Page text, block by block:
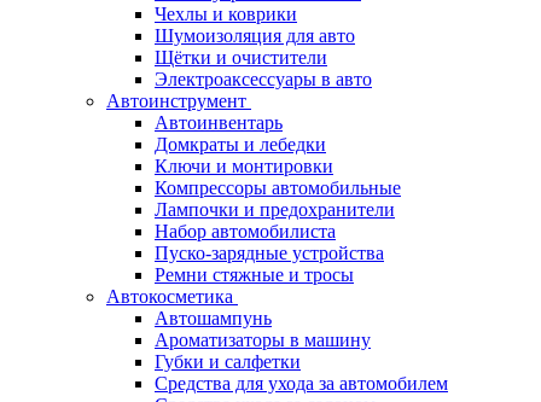
Чехлы и коврики
Шумоизоляция для авто
Щётки и очистители
Электроаксессуары в авто
Автоинструмент
Автоинвентарь
Домкраты и лебедки
Ключи и монтировки
Компрессоры автомобильные
Лампочки и предохранители
Набор автомобилиста
Пуско-зарядные устройства
Ремни стяжные и тросы
Автокосметика
Автошампунь
Ароматизаторы в машину
Губки и салфетки
Средства для ухода за автомобилем